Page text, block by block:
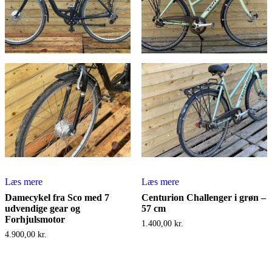
Læs mere
Damecykel fra Sco med 7
udvendige gear og
Forhjulsmotor
4.900,00 kr.
Læs mere
Centurion Challenger i grøn –
57 cm
1.400,00 kr.